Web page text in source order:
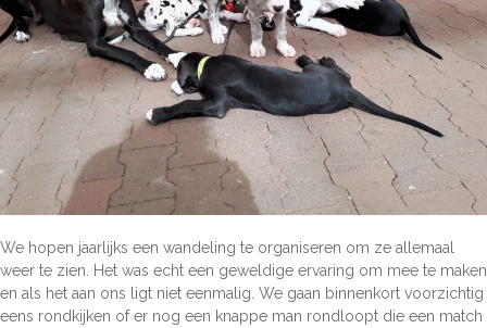
We hopen jaarlijks een wandeling te organiseren om ze allemaal
weer te zien. Het was echt een geweldige ervaring om mee te maken
en als het aan ons ligt niet eenmalig. We gaan binnenkort voorzichtig
eens rondkijken of er nog een knappe man rondloopt die een match